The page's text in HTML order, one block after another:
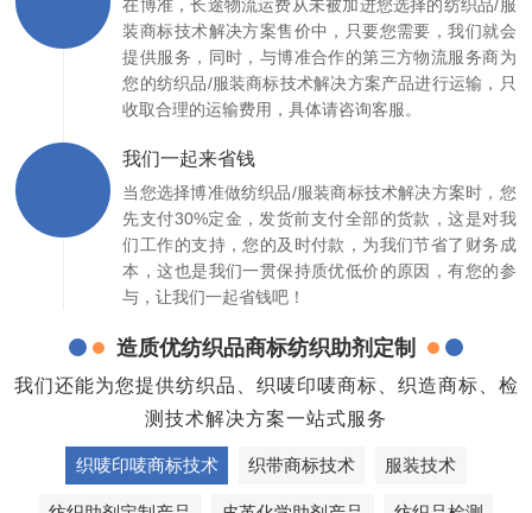
在博准，长途物流运费从未被加进您选择的纺织品/服
装商标技术解决方案售价中，只要您需要，我们就会
提供服务，同时，与博准合作的第三方物流服务商为
您的纺织品/服装商标技术解决方案产品进行运输，只
收取合理的运输费用，具体请咨询客服。
我们一起来省钱
当您选择博准做纺织品/服装商标技术解决方案时，您
先支付30%定金，发货前支付全部的货款，这是对我
们工作的支持，您的及时付款，为我们节省了财务成
本，这也是我们一贯保持质优低价的原因，有您的参
与，让我们一起省钱吧！
造质优纺织品商标纺织助剂定制
我们还能为您提供纺织品、织唛印唛商标、织造商标、检
测技术解决方案一站式服务
织唛印唛商标技术 织带商标技术 服装技术